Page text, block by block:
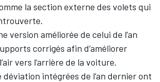
la section externe des volets qui
version améliorée de celui de l’an
corrigés afin d’améliorer
vers l’arrière de la voiture.
intégrées de l’an dernier ont